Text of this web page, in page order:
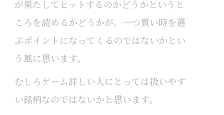
が果たしてヒットするのかどうかというと
ころを読めるかどうかが、一つ買い時を選
ぶポイントになってくるのではないかとい
う風に思います。
むしろゲーム詳しい人にとっては扱いやす
い銘柄なのではないかと思います。